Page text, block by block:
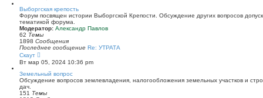
е
д
н
е
м
у
с
б
е
н
е
й
т
и
п
о
л
е
д
н
Выборгская крепость
Форум посвящен истории Выборгской Крепости. Обсуждение других вопросов
тематикой форума.
Модератор: Александр Павлов
62 Темы
1898 Сообщения
Последнее сообщение Re: УТРАТА
Скаут
е
р
е
й
т
и
Вт мар 05, 2024 10:36 pm
Земельный вопрос
Обсуждение вопросов землевладения, налогообложения земельных участков и
дач.
151 Темы